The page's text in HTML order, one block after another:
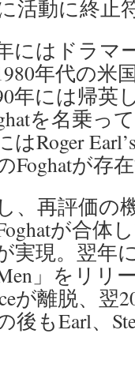
活動に終止
にはドラマ
年代の米
年には帰英
を名乗っ
はRoger
Foghatが存
、再評価の
が合体
実現。翌年
」をリリ
が離脱、翌
後もEarl、